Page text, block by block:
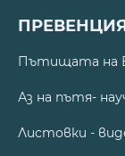
Пътищата на
Аз на пътя-
Листовки -